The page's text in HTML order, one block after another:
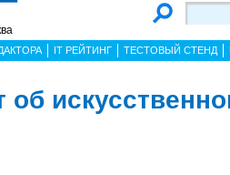
IT РЕЙТИНГ ТЕСТОВЫЙ СТЕНД
об